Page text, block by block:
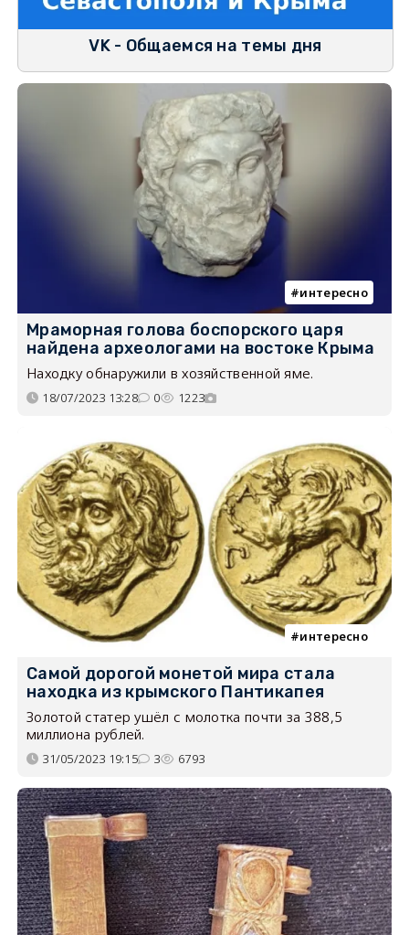
VK - Общаемся на темы дня
интересно
Мраморная голова боспорского царя
найдена археологами на востоке Крыма
Находку обнаружили в хозяйственной яме.
18/07/2023 13:28 0 1223
интересно
Самой дорогой монетой мира стала
находка из крымского Пантикапея
Золотой статер ушёл с молотка почти за 388,5
миллиона рублей.
31/05/2023 19:15 3 6793